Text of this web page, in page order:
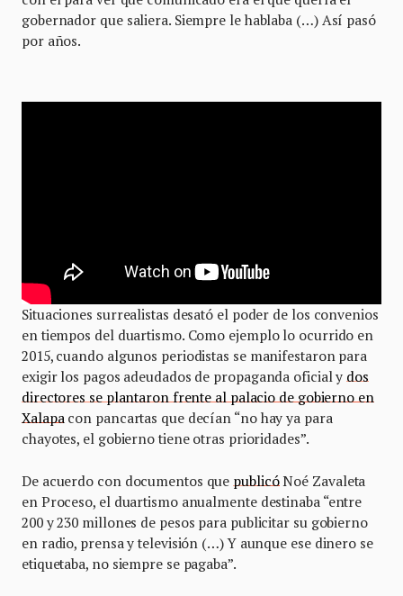
gobernador que saliera. Siempre le hablaba (…) Así pasó
por años.
Situaciones surrealistas desató el poder de los convenios
en tiempos del duartismo. Como ejemplo lo ocurrido en
2015, cuando algunos periodistas se manifestaron para
exigir los pagos adeudados de propaganda oficial ydos
directores se plantaron frente al palacio de gobierno en
Xalapacon pancartas que decían “no hay ya para
chayotes, el gobierno tiene otras prioridades”.
De acuerdo con documentos quepublicóNoé Zavaleta
en Proceso, el duartismo anualmente destinaba “entre
200 y 230 millones de pesos para publicitar su gobierno
en radio, prensa y televisión (…) Y aunque ese dinero se
etiquetaba, no siempre se pagaba”.